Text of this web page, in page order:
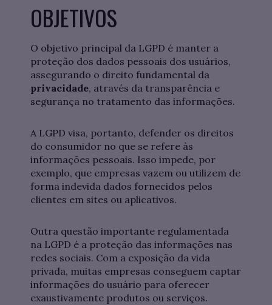
OBJETIVOS
O objetivo principal da LGPD é manter a
proteção dos dados pessoais dos usuários,
assegurando o direito fundamental da
privacidade, através da transparência e
segurança no tratamento das informações.
A LGPD visa, portanto, defender os direitos
do consumidor no que se refere às
informações pessoais. Isso impede, por
exemplo, que empresas vazem ou utilizem de
forma indevida dados fornecidos pelos
clientes em sites ou aplicativos.
Outra questão importante regulamentada
na LGPD é a proteção das informações nas
redes sociais. Com a exposição da vida
privada, muitas empresas conseguem captar
informações do usuário para oferecer
exaustivamente produtos ou serviços.